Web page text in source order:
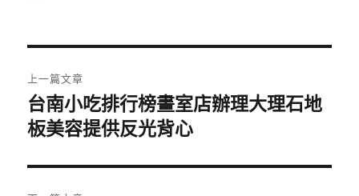
章
導
覽
上一篇文章
上
一
文
章:
台南小吃排行榜畫室店辦理大理石地
板美容提供反光背心